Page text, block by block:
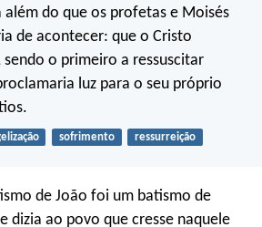
além do que os profetas e Moisés
de acontecer: que o Cristo
o primeiro a ressuscitar
luz para o seu próprio
sofrimento ressurreição
de João foi um batismo de
dizia ao povo que cresse naquele